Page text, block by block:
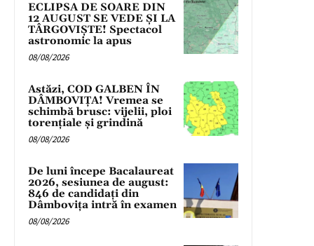
ECLIPSA DE SOARE DIN
12 AUGUST SE VEDE ȘI LA
TÂRGOVIȘTE! Spectacol
astronomic la apus
08/08/2026
Astăzi, COD GALBEN ÎN
DÂMBOVIȚA! Vremea se
schimbă brusc: vijelii, ploi
torențiale și grindină
08/08/2026
De luni începe Bacalaureat
2026, sesiunea de august:
846 de candidați din
Dâmbovița intră în examen
08/08/2026